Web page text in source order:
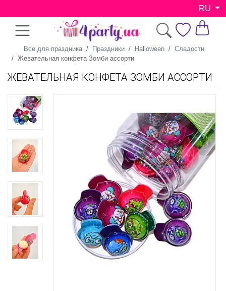
RU
Все для праздника Праздники Halloween
Сладости
Жевательная конфета Зомби ассорти
ЖЕВАТЕЛЬНАЯ КОНФЕТА ЗОМБИ АССОРТИ